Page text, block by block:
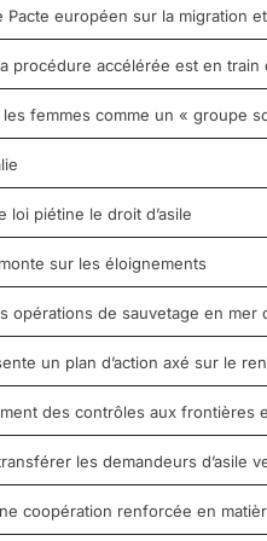
européen sur la migration
procédure accélérée est en train
femmes comme un « groupe
loi piétine le droit d’asile
sur les éloignements
opérations de sauvetage en mer
un plan d’action axé sur le
des contrôles aux frontières
les demandeurs d’asile
coopération renforcée en